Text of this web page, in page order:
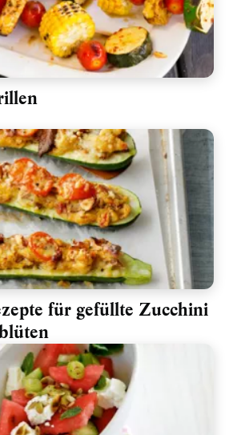
für gefüllte Zucchini